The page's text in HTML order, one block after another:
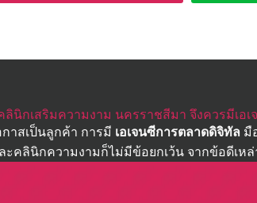
ลินิกเสริมความงาม นครราชสีมา จึงควรมีเอ
าสเป็นลูกค้า การมี เอเจนซีการตลาดดิจิทัล มื
คลินิกความงามก็ไม่มีข้อยกเว้น จากข้อดีเห